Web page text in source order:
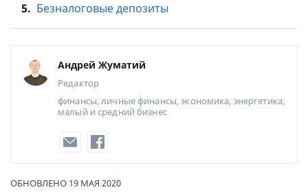
5. Безналоговые депозиты
Андрей Жуматий
Редактор
финансы, личные финансы, экономика, энергетика,
малый и средний бизнес
ОБНОВЛЕНО 19 МАЯ 2020